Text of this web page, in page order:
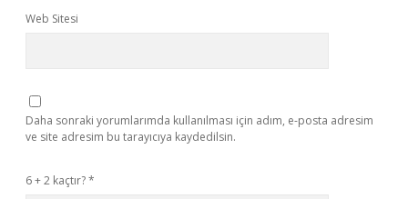
Web Sitesi
Daha sonraki yorumlarımda kullanılması için adım, e-posta adresim
ve site adresim bu tarayıcıya kaydedilsin.
6 + 2 kaçtır?*